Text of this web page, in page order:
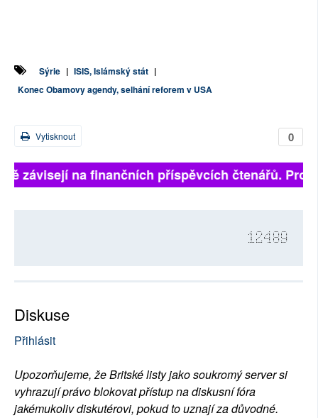
Sýrie | ISIS, Islámský stát |
Konec Obamovy agendy, selhání reforem v USA
0
Vytisknout
závisejí na finančních příspěvcích čtenářů.
12489
Diskuse
Přihlásit
Upozorňujeme, že Britské listy jako soukromý server si
vyhrazují právo blokovat přístup na diskusní fóra
jakémukoliv diskutérovi, pokud to uznají za důvodné.